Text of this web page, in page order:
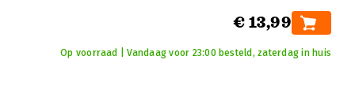
€ 13,99
Op voorraad | Vandaag voor 23:00 besteld, zaterdag in huis